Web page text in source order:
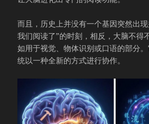
而且，历史上并没有一个基因突然出
我们阅读了”的时刻，相反，大脑不得
如用于视觉、物体识别或口语的部分
统以一种全新的方式进行协作。